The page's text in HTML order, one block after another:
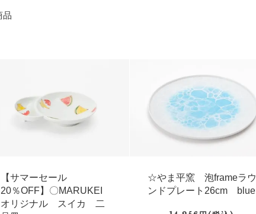
品
【サマーセール
20％OFF】〇MARUKEI
オリジナル スイカ 二
☆やま平窯 泡frameラウ
ンドプレート26cm blue